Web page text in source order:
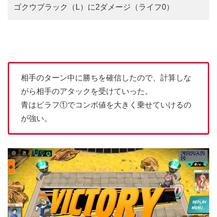
ゴクウブラック（L）に2ダメージ（ライフ0）
相手のターン中に勝ちを確信したので、計算しな
がら相手のアタックを受けていった。
青はピラフ①でコンボ値を大きく乗せていけるの
が強い。